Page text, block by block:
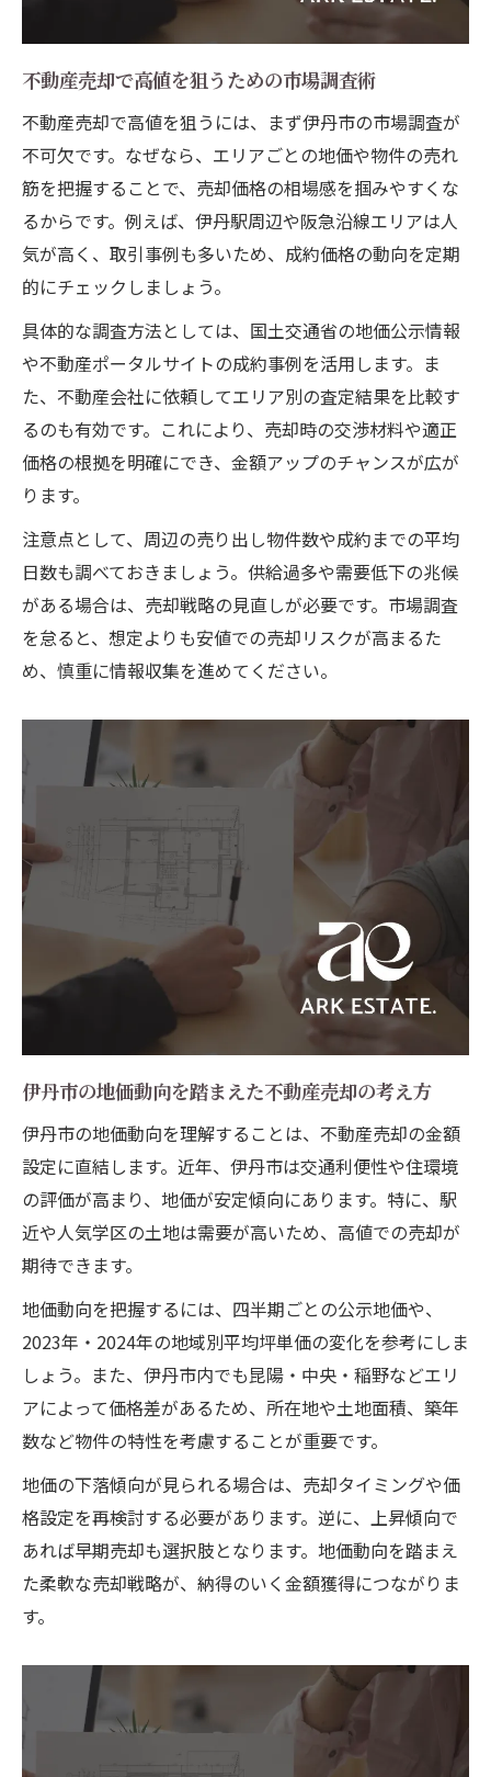
複数の査定を活用した不動産売却の評価額
伊丹市における不動産売却の費用内訳を解説
不動産売却にかかる費用の基本構成と注意
点
伊丹市で発生しやすい不動産売却の諸費用
一覧
仲介手数料や印紙税など不動産売却の費用
詳細
費用を抑えて不動産売却を進めるための工
夫
不動産売却時の税金や登記費用のポイント
評価額と売却額の違いを徹底理解する方法
売却額と評価額の差が生まれる実情と不動
産売却
評価額1000万円の売値が変動する理由とは
不動産売却で損をしないための評価額確認
評価額と売却額の違いを比較し納得の不動
産売却へ
納得の取引を叶える不動産売却の進め方
不動産売却の全体フローを理解して安心取
引を実現
伊丹市での不動産売却に適した相談先の選
び方
契約時に確認したい不動産売却の重要ポイ
不動産売却で後悔しないための交渉術とコ
ツ
売却後の手続きや必要書類をしっかり把握
する
売却金額最大化へ向けた計算ポイント紹介
不動産売却金額を算出する計算式の基本を
解説
評価額と売却額の関係を考慮した計算ポイ
ント
市場価格と不動産売却の金額差のチェック
方法
仲介手数料を含めた売却利益の計算手順
費用控除後の実質不動産売却金額を知る方
法
不動産売却で高値を狙うための市場調査術
不動産売却で高値を狙うには、まず伊丹市の市場調査が
不可欠です。なぜなら、エリアごとの地価や物件の売れ
筋を把握することで、売却価格の相場感を掴みやすくな
るからです。例えば、伊丹駅周辺や阪急沿線エリアは人
気が高く、取引事例も多いため、成約価格の動向を定期
的にチェックしましょう。
具体的な調査方法としては、国土交通省の地価公示情報
や不動産ポータルサイトの成約事例を活用します。ま
た、不動産会社に依頼してエリア別の査定結果を比較す
るのも有効です。これにより、売却時の交渉材料や適正
価格の根拠を明確にでき、金額アップのチャンスが広が
ります。
注意点として、周辺の売り出し物件数や成約までの平均
日数も調べておきましょう。供給過多や需要低下の兆候
がある場合は、売却戦略の見直しが必要です。市場調査
を怠ると、想定よりも安値での売却リスクが高まるた
め、慎重に情報収集を進めてください。
伊丹市の地価動向を踏まえた不動産売却の考え方
伊丹市の地価動向を理解することは、不動産売却の金額
設定に直結します。近年、伊丹市は交通利便性や住環境
の評価が高まり、地価が安定傾向にあります。特に、駅
近や人気学区の土地は需要が高いため、高値での売却が
期待できます。
地価動向を把握するには、四半期ごとの公示地価や、
2023年・2024年の地域別平均坪単価の変化を参考にしま
しょう。また、伊丹市内でも昆陽・中央・稲野などエリ
アによって価格差があるため、所在地や土地面積、築年
数など物件の特性を考慮することが重要です。
地価の下落傾向が見られる場合は、売却タイミングや価
格設定を再検討する必要があります。逆に、上昇傾向で
あれば早期売却も選択肢となります。地価動向を踏まえ
た柔軟な売却戦略が、納得のいく金額獲得につながりま
す。